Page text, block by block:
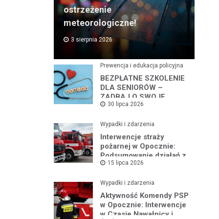
ostrzeżenie
meteorologiczne!
3 sierpnia 2026
Prewencja i edukacja policyjna
BEZPŁATNE SZKOLENIE
DLA SENIORÓW –
ZADBAJ O SWOJE
BEZPIECZEŃSTWO
30 lipca 2026
Wypadki i zdarzenia
Interwencje straży
pożarnej w Opocznie:
Podsumowanie działań z
lipca 2026 roku
15 lipca 2026
Wypadki i zdarzenia
Aktywność Komendy PSP
w Opocznie: Interwencje
w Czasie Nawałnicy i